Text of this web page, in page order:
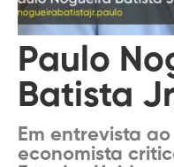
Paulo
Batista
Em entrevista
economista